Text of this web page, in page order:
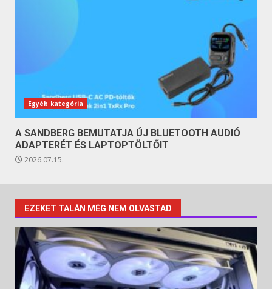
Egyéb kategória
A SANDBERG BEMUTATJA ÚJ BLUETOOTH AUDIÓ
ADAPTERÉT ÉS LAPTOPTÖLTŐIT
2026.07.15.
EZEKET TALÁN MÉG NEM OLVASTAD